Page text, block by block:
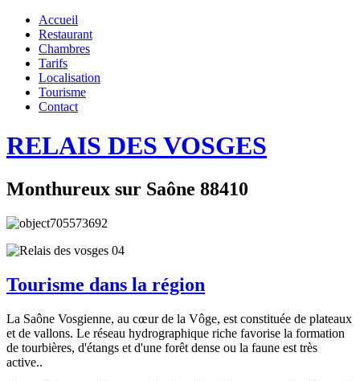
Accueil
Restaurant
Chambres
Tarifs
Localisation
Tourisme
Contact
RELAIS DES VOSGES
Monthureux sur Saône 88410
Tourisme dans la région
La Saône Vosgienne, au cœur de la Vôge, est constituée de plateaux
et de vallons. Le réseau hydrographique riche favorise la formation
de tourbières, d'étangs et d'une forêt dense ou la faune est très
active..